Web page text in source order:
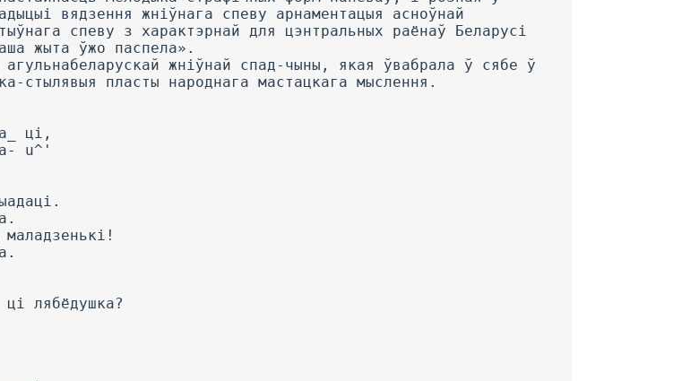
вядзення жніўнага спеву арнаментацыя асноўнай
спеву з характэрнай для цэнтральных раёнаў Беларусі
жыта ўжо паспела».
жніўнай спад-чыны, якая ўвабрала ў сябе ў
стылявыя пласты народнага мастацкага мыслення.
ці,
u^'
лябёдушка?